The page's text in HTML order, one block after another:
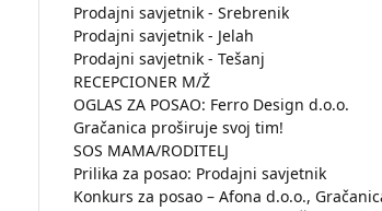
Prodajni savjetnik - Srebrenik
Prodajni savjetnik - Jelah
Prodajni savjetnik - Tešanj
RECEPCIONER M/Ž
OGLAS ZA POSAO: Ferro Design d.o.o.
Gračanica proširuje svoj tim!
SOS MAMA/RODITELJ
Prilika za posao: Prodajni savjetnik
Konkurs za posao – Afona d.o.o.,